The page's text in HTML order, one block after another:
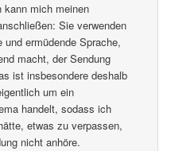
kann mich meinen
Sie verwenden
ermüdende Sprache,
macht, der Sendung
ist insbesondere deshalb
um ein
handelt, sodass ich
etwas zu verpassen,
nicht anhöre.